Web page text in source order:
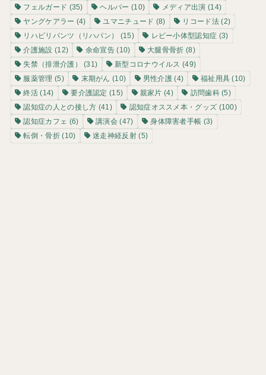
フェルガード (35) ヘルパー (10) メディア出演 (14)
ヤングケアラー (4) ユマニチュード (8) リコード法(2)
リハビリパンツ（リハパン）
(15) レビー小体型認知症 (3)
介護施設 (12) 余命宣告 (10) 大腿骨骨折 (8)
失禁（排泄介護）
(31) 新型コロナウイルス (49)
服薬管理 (5) 末期がん (10) 男性介護 (4) 福祉用具 (10)
終活 (14) 要介護認定 (15) 親家片 (4) 訪問歯科(5)
認知症の人との接し方 (41) 認知症オススメ本・グッズ (100)
認知症カフェ (6) 講演会 (47) 身体障害者手帳 (3)
転倒・骨折(10) 迷走神経反射(5)